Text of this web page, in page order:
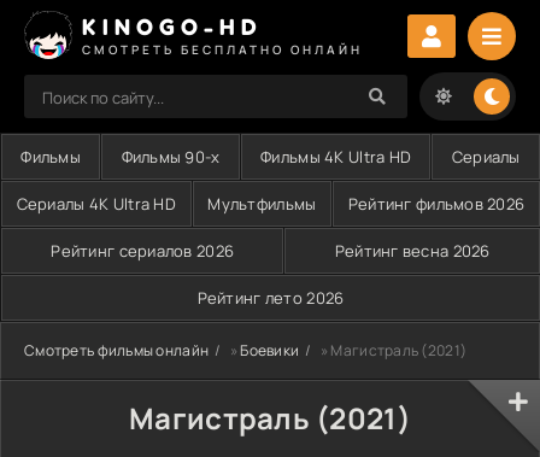
KINOGO-HD
СМОТРЕТЬ БЕСПЛАТНО ОНЛАЙН
Фильмы Фильмы 90-х Фильмы 4K Ultra HD Сериалы
Сериалы 4K Ultra HD Мультфильмы Рейтинг фильмов 2026
Рейтинг сериалов 2026 Рейтинг весна 2026
Рейтинг лето 2026
Смотреть фильмы онлайн »Боевики » Магистраль (2021)
Магистраль (2021)